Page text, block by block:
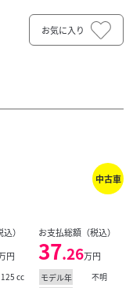
バイク王 高松店
お気に入り
中古車
）
円
お支払総額（税込）
37.26万円
125 cc モデル年
不明